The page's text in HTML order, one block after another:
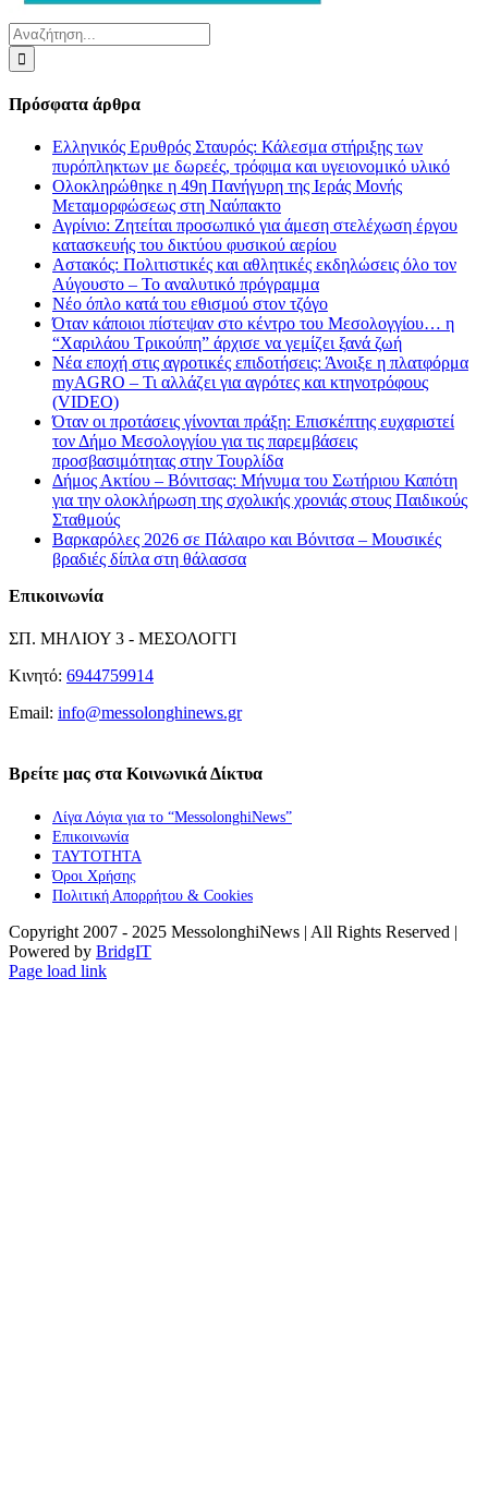
Αναζήτηση
για:
Πρόσφατα άρθρα
Ελληνικός Ερυθρός Σταυρός: Κάλεσμα στήριξης των
πυρόπληκτων με δωρεές, τρόφιμα και υγειονομικό υλικό
Ολοκληρώθηκε η 49η Πανήγυρη της Ιεράς Μονής
Μεταμορφώσεως στη Ναύπακτο
Αγρίνιο: Ζητείται προσωπικό για άμεση στελέχωση έργου
κατασκευής του δικτύου φυσικού αερίου
Αστακός: Πολιτιστικές και αθλητικές εκδηλώσεις όλο τον
Αύγουστο – Το αναλυτικό πρόγραμμα
Νέο όπλο κατά του εθισμού στον τζόγο
Όταν κάποιοι πίστεψαν στο κέντρο του Μεσολογγίου… η
“Χαριλάου Τρικούπη” άρχισε να γεμίζει ξανά ζωή
Νέα εποχή στις αγροτικές επιδοτήσεις: Άνοιξε η πλατφόρμα
myAGRO – Τι αλλάζει για αγρότες και κτηνοτρόφους
(VIDEO)
Όταν οι προτάσεις γίνονται πράξη: Επισκέπτης ευχαριστεί
τον Δήμο Μεσολογγίου για τις παρεμβάσεις
προσβασιμότητας στην Τουρλίδα
Δήμος Ακτίου – Βόνιτσας: Μήνυμα του Σωτήριου Καπότη
για την ολοκλήρωση της σχολικής χρονιάς στους Παιδικούς
Σταθμούς
Βαρκαρόλες 2026 σε Πάλαιρο και Βόνιτσα – Μουσικές
βραδιές δίπλα στη θάλασσα
Επικοινωνία
ΣΠ. ΜΗΛΙΟΥ 3 - ΜΕΣΟΛΟΓΓΙ
Κινητό: 6944759914
Email: info@messolonghinews.gr
Βρείτε μας στα Κοινωνικά Δίκτυα
Λίγα Λόγια για το “MessolonghiNews”
Επικοινωνία
ΤΑΥΤΟΤΗΤΑ
Όροι Χρήσης
Πολιτική Απορρήτου & Cookies
Copyright 2007 - 2025 MessolonghiNews | All Rights Reserved |
Powered by BridgIT
YouTube
Facebook
Instagram
Page load link